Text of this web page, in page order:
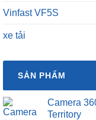
Vinfast VF5S
xe tải
SẢN PHẨM
Camera
Territory